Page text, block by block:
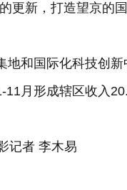
更新，打造望京的国
和国际化科技创
月形成辖区收入
记者 李木易